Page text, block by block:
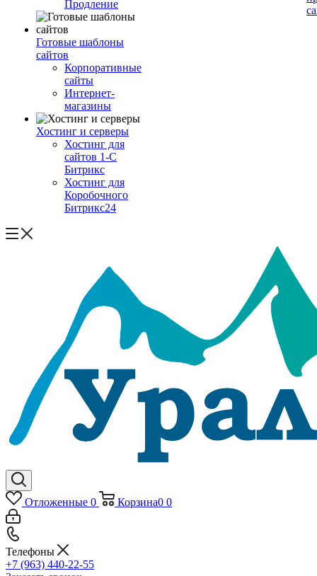
Продление
Готовые шаблоны
сайтов
Корпоративные
сайты
Интернет-
магазины
Хостинг и серверы
Хостинг для
сайтов 1-C
Битрикс
Хостинг для
Коробочного
Битрикс24
Отложенные 0 Корзина0 0
Телефоны
+7 (963) 440-22-55